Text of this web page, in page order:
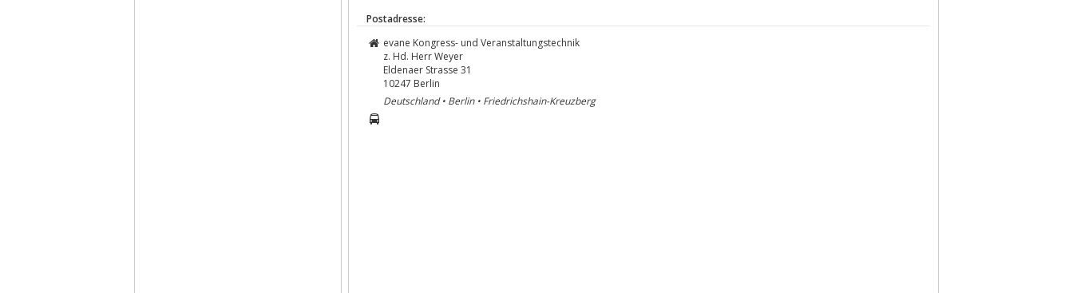
Postadresse:
evane Kongress- und Veranstaltungstechnik
z. Hd. Herr Weyer
Eldenaer Strasse 31
10247 Berlin
Deutschland • Berlin • Friedrichshain-Kreuzberg